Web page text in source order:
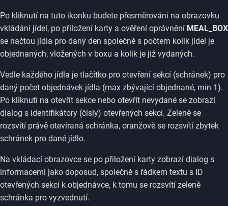
Po kliknutí na tuto ikonku budete přesměrováni na obrazovku
vkládání jídel, po přiložení karty a ověření oprávnění MEAL_BOX
se načtou jídla pro daný den společně s počtem kolik jídel je
objednaných, vložených v boxu a kolik je již vydaných.
Vedle každého jídla je tlačítko pro otevření sekcí (schránek) pro
daný počet objednávek jídla (max zbývající objednané, min 1).
Po kliknutí na otevřít sekce nebo otevřít nevydané se zobrazí
dialog s identifikátory (čísly) otevřených sekcí. Zeleně se
rozsvítí právě otevíraná schránka, oranžově se rozsvítí zbytek
schránek pro dané jídlo.
Na vkládací obrazovce se po přiložení karty zobrazí dialog s
informacemi jako doposud, společně s řádkem textu s ID
otevřených sekcí k objednávce, k tomu se rozsvítí zeleně
schránka pro vyzvednutí.